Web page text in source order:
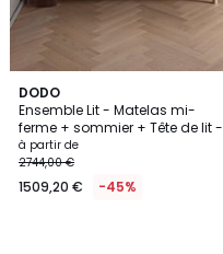
DODO
Ensemble Lit - Matelas mi-
ferme + sommier + Tête de lit -
Blanc/Gris LE VERITABLE
à partir de
2744,00 €
1509,20 € -45%